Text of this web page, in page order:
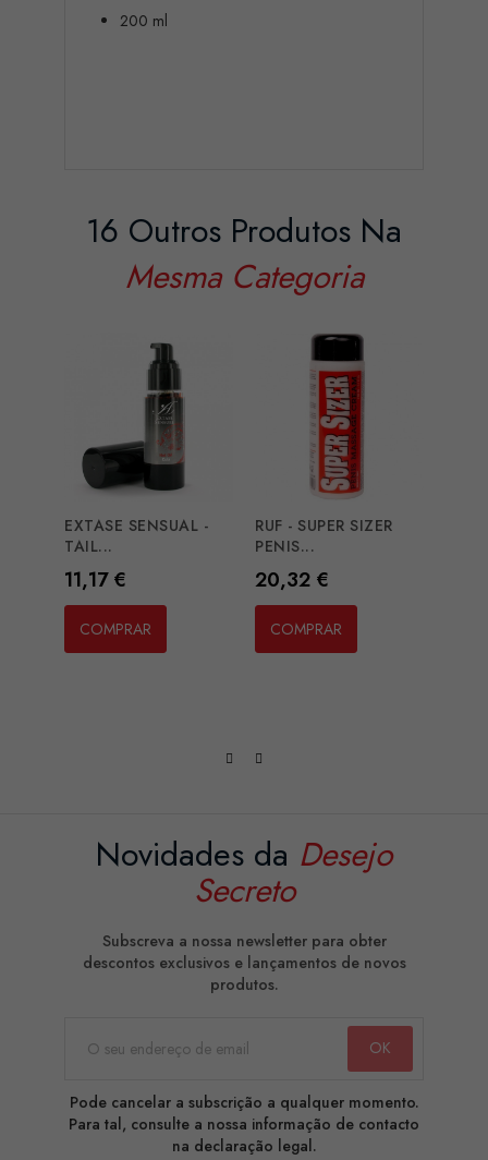
200 ml
16 Outros Produtos Na
Mesma Categoria
EXTASE SENSUAL -
TAIL...
Preço
11,17 €
COMPRAR
RUF - SUPER SIZER
PENIS...
Preço
20,32 €
COMPRAR
Novidades da Desejo
Secreto
Subscreva a nossa newsletter para obter
descontos exclusivos e lançamentos de novos
produtos.
Pode cancelar a subscrição a qualquer momento.
Para tal, consulte a nossa informação de contacto
na declaração legal.